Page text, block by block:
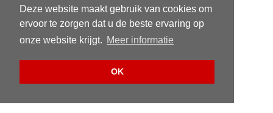
Deze website maakt gebruik van cookies om
ervoor te zorgen dat u de beste ervaring op
onze website krijgt. Meer informatie
OK